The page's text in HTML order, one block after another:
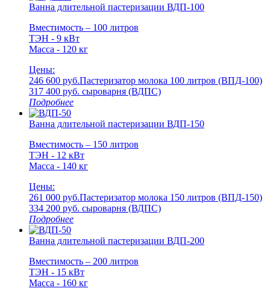
Ванна длительной пастеризации ВДП-100
Вместимость – 100 литров
ТЭН - 9 кВт
Масса - 120 кг
Цены:
246 600 руб.Пастеризатор молока 100 литров (ВПД-100)
317 400 руб. cыроварня (ВДПС)
Подробнее
Ванна длительной пастеризации ВДП-150
Вместимость – 150 литров
ТЭН - 12 кВт
Масса - 140 кг
Цены:
261 000 руб.Пастеризатор молока 150 литров (ВПД-150)
334 200 руб. cыроварня (ВДПС)
Подробнее
Ванна длительной пастеризации ВДП-200
Вместимость – 200 литров
ТЭН - 15 кВт
Масса - 160 кг